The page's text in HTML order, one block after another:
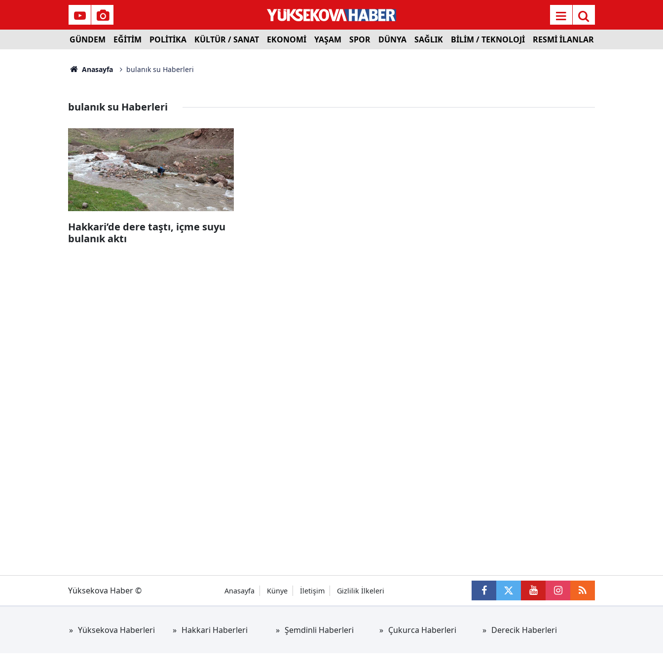
GÜNDEM EĞİTİM POLİTİKA KÜLTÜR / SANAT EKONOMİ YAŞAM SPOR DÜNYA SAĞLIK BİLİM / TEKNOLOJİ RESMİ İLANLAR
Anasayfa bulanık su Haberleri
bulanık su Haberleri
Hakkari’de dere taştı, içme suyu
bulanık aktı
Yüksekova Haber © Anasayfa Künye İletişim Gizlilik İlkeleri
Yüksekova Haberleri Hakkari Haberleri Şemdinli Haberleri Çukurca Haberleri Derecik Haberleri